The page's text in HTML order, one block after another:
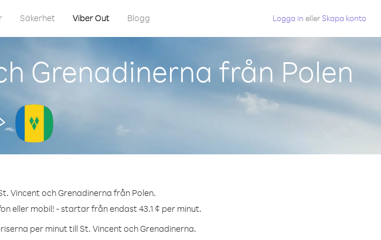
Säkerhet Viber Out Blogg Logga in eller Skapa konto
Grenadinerna från Polen
Vincent och Grenadinerna från Polen.
eller mobil! - startar från endast 43.1 ¢ per minut.
per minut till St. Vincent och Grenadinerna.